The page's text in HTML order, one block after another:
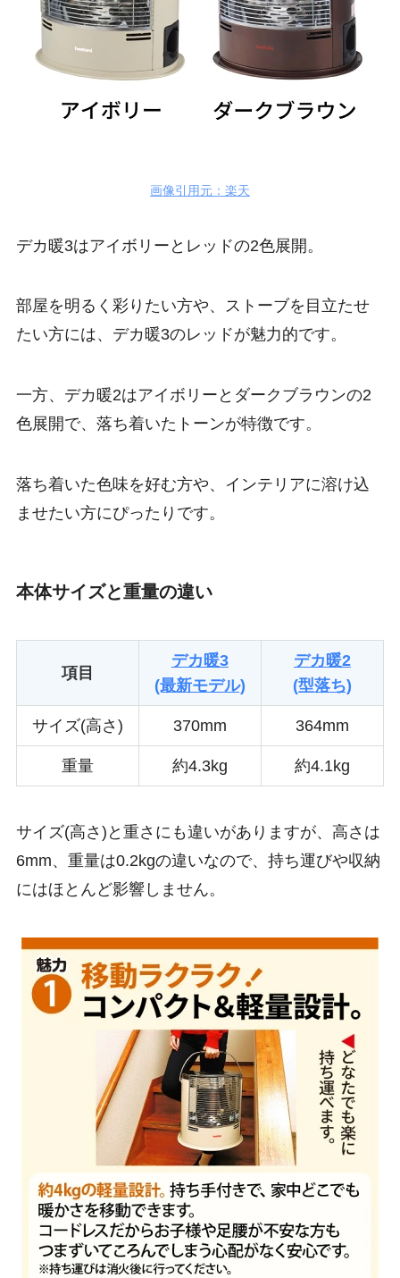
画像引用元：楽天
デカ暖3はアイボリーとレッドの2色展開。
部屋を明るく彩りたい方や、ストーブを目立たせ
たい方には、デカ暖3のレッドが魅力的です。​
一方、デカ暖2はアイボリーとダークブラウンの2
色展開で、落ち着いたトーンが特徴です。
落ち着いた色味を好む方や、インテリアに溶け込
ませたい方にぴったりです。​
本体サイズと重量の違い
項目
デカ暖3
(最新モデル)
デカ暖2
(型落ち)
サイズ(高さ) 370mm 364mm
重量 約4.3kg 約4.1kg
サイズ(高さ)と重さにも違いがありますが、高さは
6mm、重量は0.2kgの違いなので、持ち運びや収納
にはほとんど影響しません。